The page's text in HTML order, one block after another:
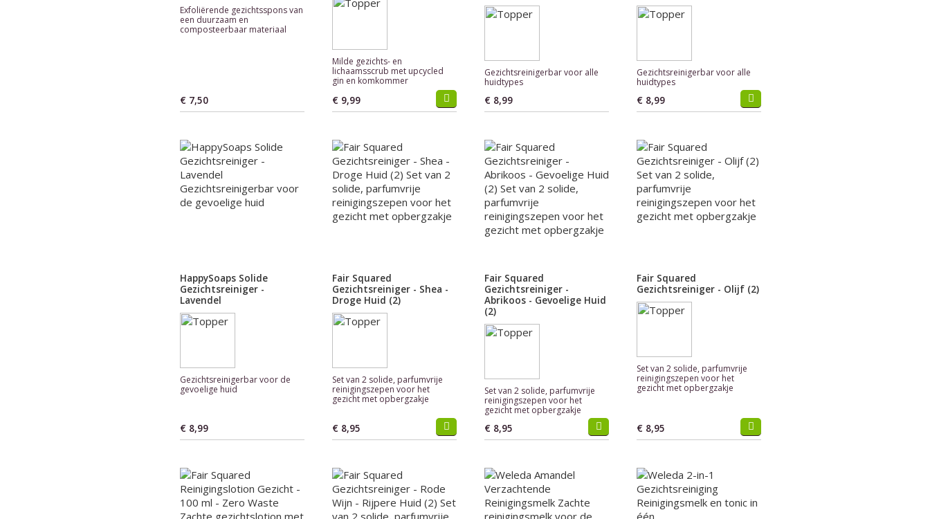
Exfoliërende gezichtsspons van
een duurzaam en
composteerbaar materiaal
€ 7,50
Milde gezichts- en
lichaamsscrub met upcycled
gin en komkommer
€ 9,99
Gezichtsreinigerbar voor alle
huidtypes
€ 8,99
Gezichtsreinigerbar voor alle
huidtypes
€ 8,99
HappySoaps Solide
Gezichtsreiniger -
Lavendel
Gezichtsreinigerbar voor de
gevoelige huid
€ 8,99
Fair Squared
Gezichtsreiniger - Shea -
Droge Huid (2)
Set van 2 solide, parfumvrije
reinigingszepen voor het
gezicht met opbergzakje
€ 8,95
Fair Squared
Gezichtsreiniger -
Abrikoos - Gevoelige Huid
(2)
Set van 2 solide, parfumvrije
reinigingszepen voor het
gezicht met opbergzakje
€ 8,95
Fair Squared
Gezichtsreiniger - Olijf (2)
Set van 2 solide, parfumvrije
reinigingszepen voor het
gezicht met opbergzakje
€ 8,95